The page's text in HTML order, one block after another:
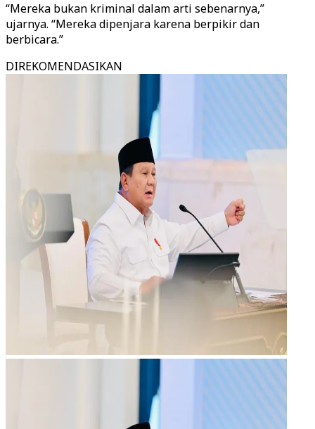
“Mereka bukan kriminal dalam arti sebenarnya,”
ujarnya. “Mereka dipenjara karena berpikir dan
berbicara.”
DIREKOMENDASIKAN